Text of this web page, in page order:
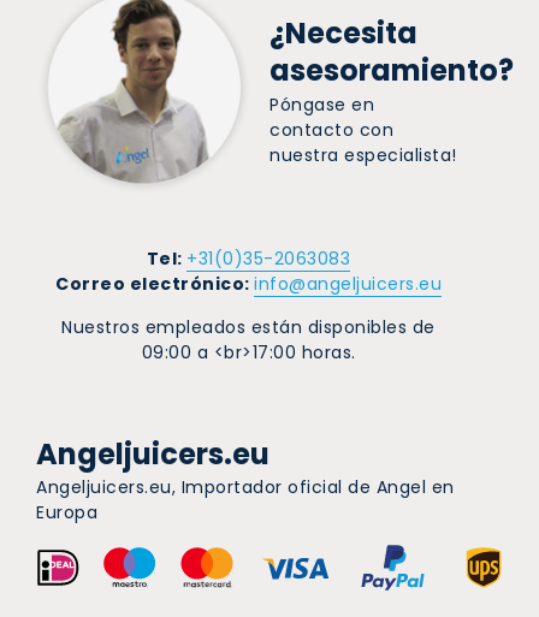
¿Necesita
asesoramiento?
Póngase en
contacto con
nuestra especialista!
Tel: +31(0)35-2063083
Correo electrónico: info@angeljuicers.eu
Nuestros empleados están disponibles de
09:00 a <br>17:00 horas.
Angeljuicers.eu
Angeljuicers.eu, Importador oficial de Angel en
Europa